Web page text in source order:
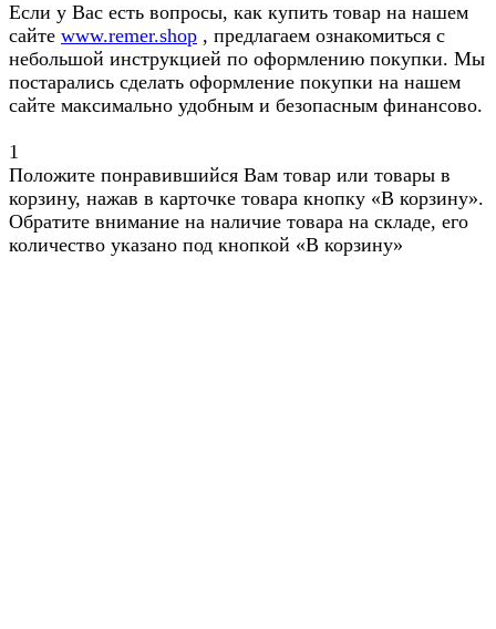
Если у Вас есть вопросы, как купить товар на нашем
сайте www.remer.shop , предлагаем ознакомиться с
небольшой инструкцией по оформлению покупки. Мы
постарались сделать оформление покупки на нашем
сайте максимально удобным и безопасным финансово.
1
Положите понравившийся Вам товар или товары в
корзину, нажав в карточке товара кнопку «В корзину».
Обратите внимание на наличие товара на складе, его
количество указано под кнопкой «В корзину»